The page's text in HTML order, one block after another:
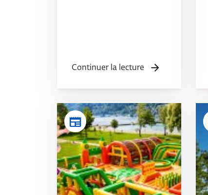
Continuer la lecture
newspaper